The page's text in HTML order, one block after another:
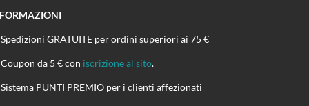
Spedizioni GRATUITE per ordini superiori ai 75 €
Coupon da 5 € con iscrizione al sito.
Sistema PUNTI PREMIO per i clienti affezionati